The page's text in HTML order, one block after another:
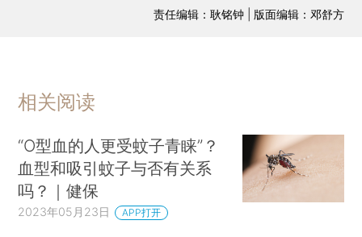
责任编辑：耿铭钟 | 版面编辑：邓舒方
相关阅读
“O型血的人更受蚊子青睐”？
血型和吸引蚊子与否有关系
吗？｜健保
2023年05月23日 APP打开